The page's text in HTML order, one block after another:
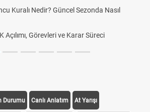
Güncel Sezonda Nasıl
ve Karar Süreci
Deplasman
Durumu Canlı Anlatım At Yarışı